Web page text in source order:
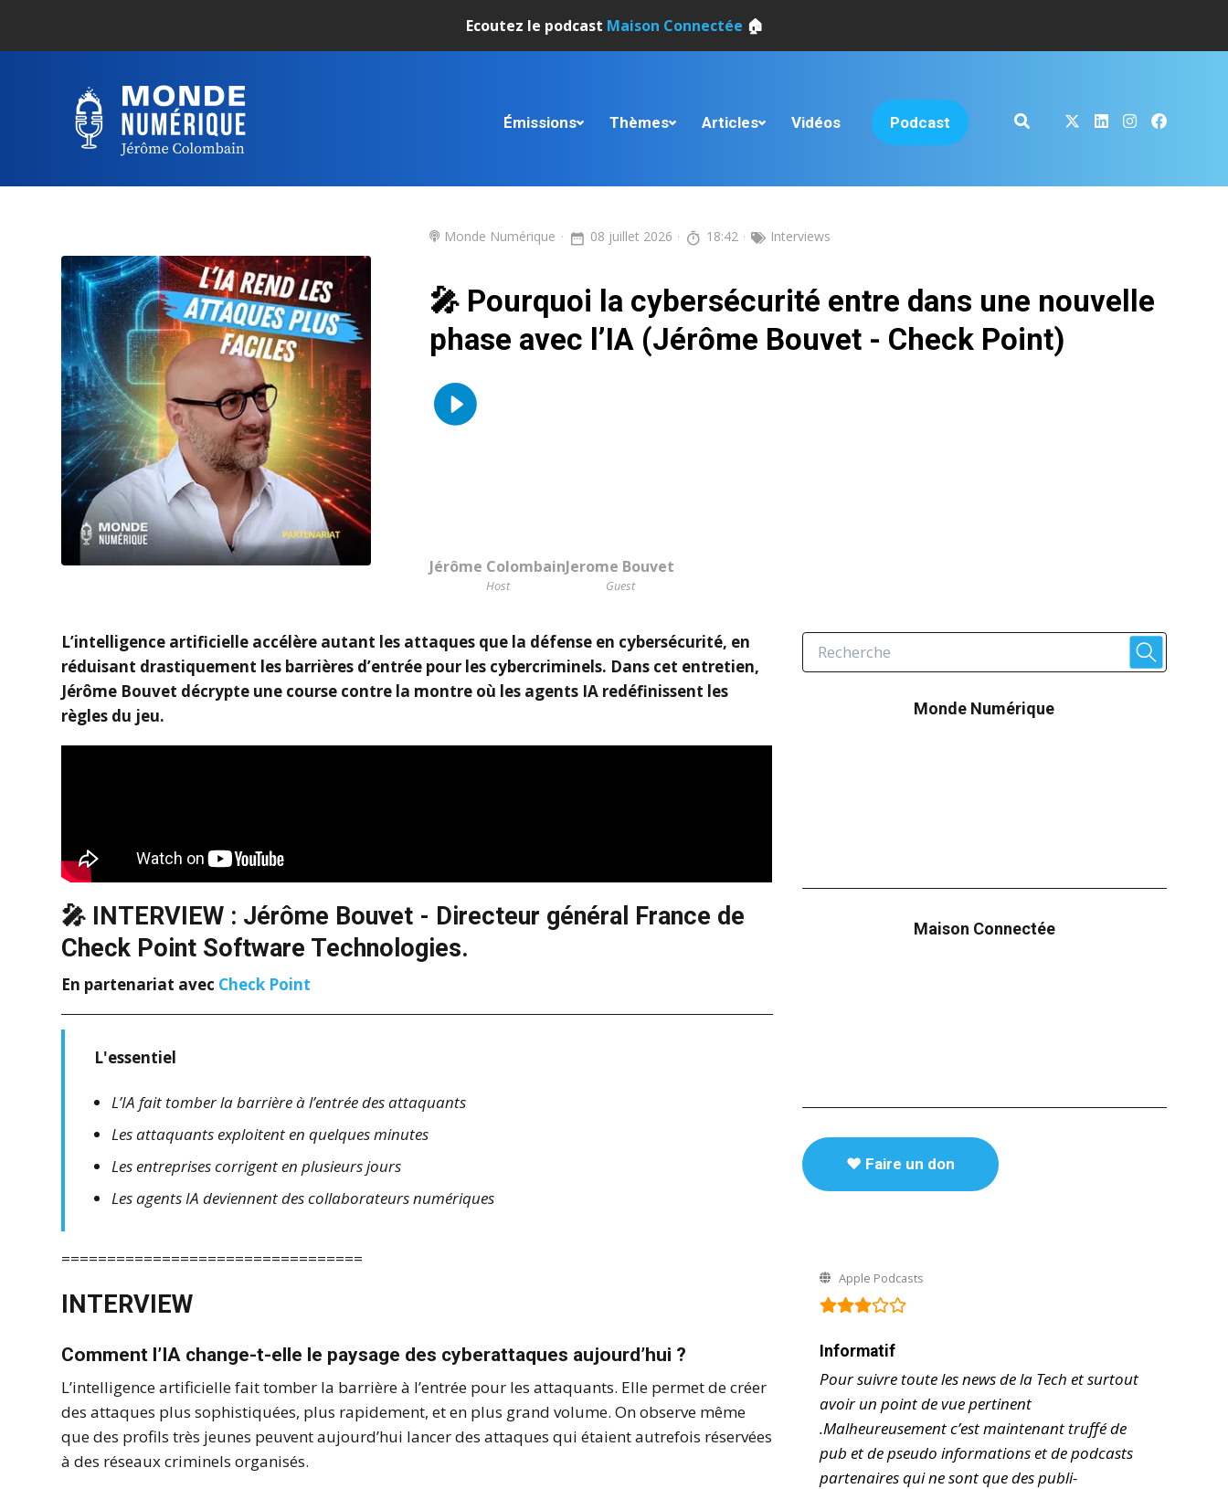
Ecoutez le podcast Maison Connectée 🏠
Émissions Thèmes Articles Vidéos Podcast
Monde Numérique 08 juillet 2026 18:42 Interviews
🎤 Pourquoi la cybersécurité entre dans une nouvelle
phase avec l’IA (Jérôme Bouvet - Check Point)
Jérôme Colombain
Host
Jerome Bouvet
Guest
L’intelligence artificielle accélère autant les attaques que la défense en cybersécurité, en
réduisant drastiquement les barrières d’entrée pour les cybercriminels. Dans cet entretien,
Jérôme Bouvet décrypte une course contre la montre où les agents IA redéfinissent les
règles du jeu.
🎤 INTERVIEW : Jérôme Bouvet - Directeur général France de
Check Point Software Technologies.
En partenariat avec Check Point
L'essentiel
L’IA fait tomber la barrière à l’entrée des attaquants
Les attaquants exploitent en quelques minutes
Les entreprises corrigent en plusieurs jours
Les agents IA deviennent des collaborateurs numériques
=================================
INTERVIEW
Comment l’IA change-t-elle le paysage des cyberattaques aujourd’hui ?
L’intelligence artificielle fait tomber la barrière à l’entrée pour les attaquants. Elle permet de créer
des attaques plus sophistiquées, plus rapidement, et en plus grand volume. On observe même
que des profils très jeunes peuvent aujourd’hui lancer des attaques qui étaient autrefois réservées
à des réseaux criminels organisés.
Monde Numérique
Maison Connectée
♥️ Faire un don
Apple Podcasts
Informatif
Pour suivre toute les news de la Tech et surtout
avoir un point de vue pertinent
.Malheureusement c’est maintenant truffé de
pub et de pseudo informations et de podcasts
partenaires qui ne sont que des publi-